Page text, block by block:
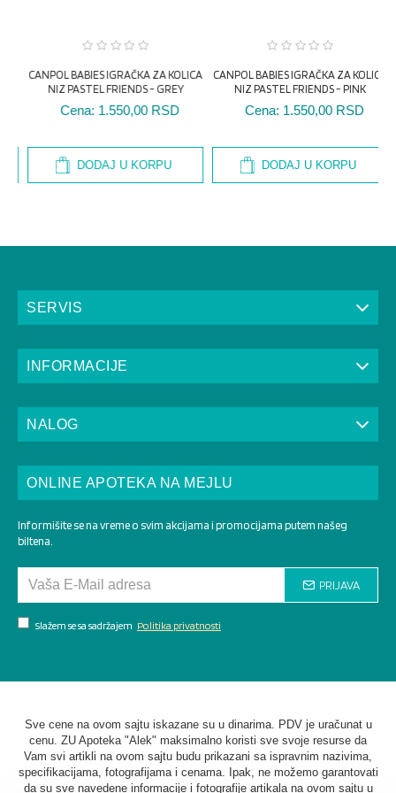
DODAJ U KORPU DODAJ U KORPU
SERVIS
INFORMACIJE
NALOG
ONLINE APOTEKA NA MEJLU
Informišite se na vreme o svim akcijama i promocijama putem našeg
biltena.
PRIJAVA
Slažem se sa sadržajem Politika privatnosti
Sve cene na ovom sajtu iskazane su u dinarima. PDV je uračunat u
cenu. ZU Apoteka "Alek" maksimalno koristi sve svoje resurse da
Vam svi artikli na ovom sajtu budu prikazani sa ispravnim nazivima,
specifikacijama, fotografijama i cenama. Ipak, ne možemo garantovati
da su sve navedene informacije i fotografije artikala na ovom sajtu u